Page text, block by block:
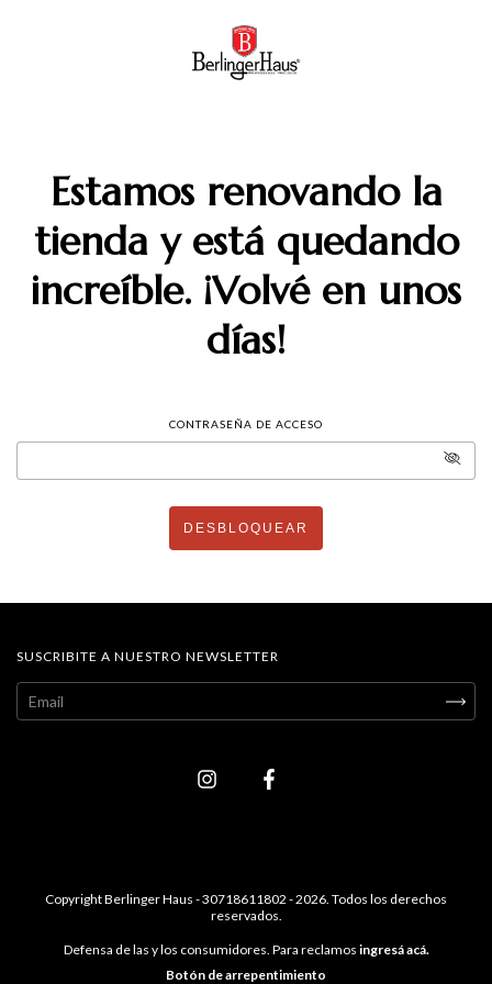
Estamos renovando la
tienda y está quedando
increíble. ¡Volvé en unos
días!
CONTRASEÑA DE ACCESO
DESBLOQUEAR
SUSCRIBITE A NUESTRO NEWSLETTER
Copyright Berlinger Haus - 30718611802 - 2026. Todos los derechos
reservados.
Defensa de las y los consumidores. Para reclamos ingresá acá.
Botón de arrepentimiento